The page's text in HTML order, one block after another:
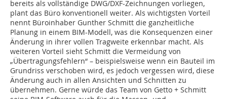
bereits als vollständige DWG/DXF-Zeichnungen vorliegen,
plant das Büro konventionell weiter. Als wichtigsten Vorteil
nennt Büroinhaber Gunther Schmitt die ganzheitliche
Planung in einem BIM-Modell, was die Konsequenzen einer
Änderung in ihrer vollen Tragweite erkennbar macht. Als
weiteren Vorteil sieht Schmitt die Vermeidung von
„Übertragungsfehlern“ – beispielsweise wenn ein Bauteil im
Grundriss verschoben wird, es jedoch vergessen wird, diese
Änderung auch in allen Ansichten und Schnitten zu
übernehmen. Gerne würde das Team von Getto + Schmitt